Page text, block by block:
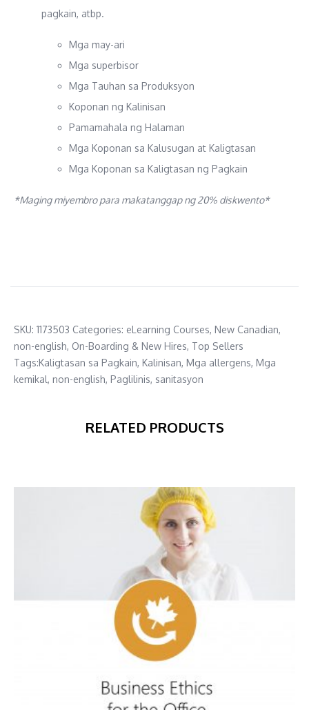
pagkain, atbp.
Mga may-ari
Mga superbisor
Mga Tauhan sa Produksyon
Koponan ng Kalinisan
Pamamahala ng Halaman
Mga Koponan sa Kalusugan at Kaligtasan
Mga Koponan sa Kaligtasan ng Pagkain
*Maging miyembro para makatanggap ng 20% diskwento*
SKU: 1173503 Categories: eLearning Courses, New Canadian,
non-english, On-Boarding & New Hires, Top Sellers
Tags:Kaligtasan sa Pagkain, Kalinisan, Mga allergens, Mga
kemikal, non-english, Paglilinis, sanitasyon
RELATED PRODUCTS